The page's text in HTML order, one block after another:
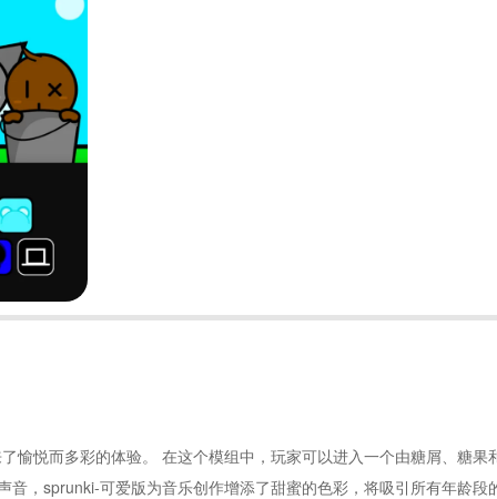
愉悦而多彩的体验。 在这个模组中，玩家可以进入一个由糖屑、糖果
，sprunki-可爱版为音乐创作增添了甜蜜的色彩，将吸引所有年龄段